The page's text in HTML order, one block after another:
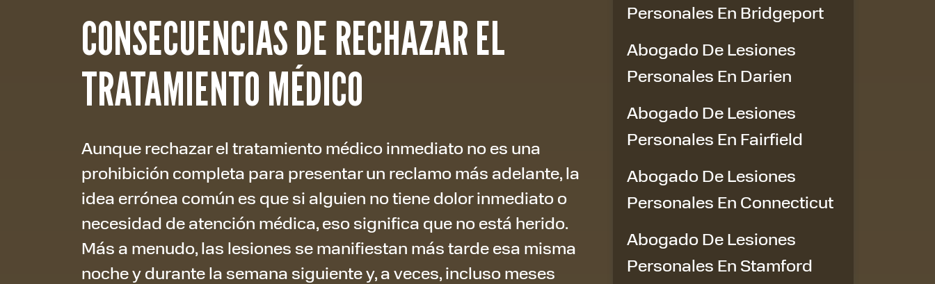
CONSECUENCIAS DE RECHAZAR EL
TRATAMIENTO MÉDICO
Aunque rechazar el tratamiento médico inmediato no es una
prohibición completa para presentar un reclamo más adelante, la
idea errónea común es que si alguien no tiene dolor inmediato o
necesidad de atención médica, eso significa que no está herido.
Más a menudo, las lesiones se manifiestan más tarde esa misma
noche y durante la semana siguiente y, a veces, incluso meses
Personales En Bridgeport
Abogado De Lesiones
Personales En Darien
Abogado De Lesiones
Personales En Fairfield
Abogado De Lesiones
Personales En Connecticut
Abogado De Lesiones
Personales En Stamford